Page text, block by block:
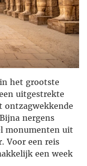
het grootste
uitgestrekte
ontzagwekkende
nergens
monumenten uit
Voor een reis
een week